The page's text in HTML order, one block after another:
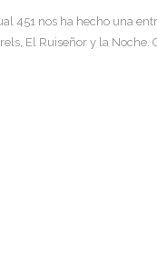
451 nos ha hecho una
El Ruiseñor y la Noche.